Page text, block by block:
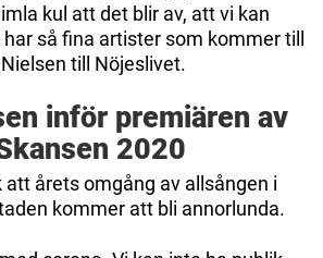
kul att det blir av, att vi kan
så fina artister som kommer till
till Nöjeslivet.
inför premiären av
2020
att årets omgång av allsången i
kommer att bli annorlunda.